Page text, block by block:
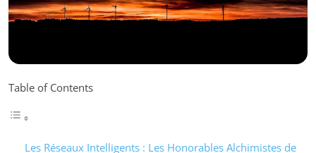
Table of Contents
Les Réseaux Intelligents : Les Honorables Alchimistes de